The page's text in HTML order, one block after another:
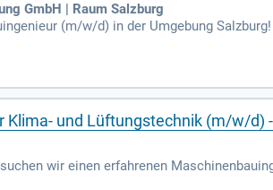
GmbH | Raum Salzburg
(m/w/d) in der Umgebung
von der Idee bis zur Serienreife. Dein
Klima- und Lüftungstechnik (m/w/d)
wir einen erfahrenen
schnell einzureichen. Die Position